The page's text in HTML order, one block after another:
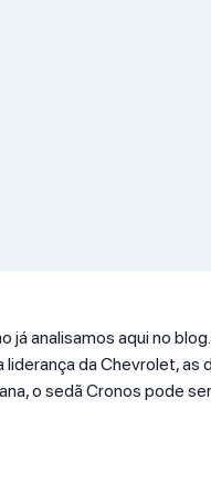
já analisamos aqui no
da Chevrolet, as
o sedã Cronos pode